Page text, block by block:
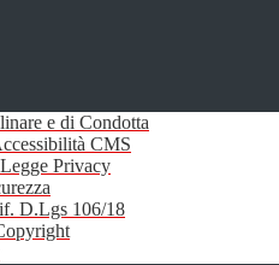
e di Condotta
CMS
Privacy
D.Lgs 106/18